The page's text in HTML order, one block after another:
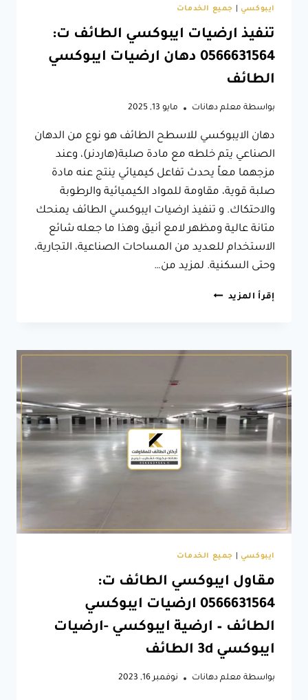
ايبوكسي جميع الخدمات
تنفيذ ارضيات ايبوكسي الطائف ت:
0566631564 دهان ارضيات ايبوكسي
الطائف
بواسطة معلم دهانات مايو 13, 2025
دهان الايبوكسي للاسطح الطائف هو نوع من الدهان
الصناعي يتم خلطه مع مادة صلبة(هاردنر)، وعند
مزجهما معاً يحدث تفاعل كيميائي ينتج عنه مادة
صلبة قوية، مقاومة للمواد الكيميائية والرطوبة
والاحتكاك. و تنفيذ ارضيات ايبوكسي الطائف يمنحك
متانة عالية ومظهر لامع أنيق وهذا ما جعله شائع
الاستخدام للعديد من المساحات الصناعية، التجارية،
وحتى السكنية. لمزيد من…
إقرأ المزيد تنفيذ
ت:
ايبوكسي
الطائف
ايبوكسي جميع الخدمات
مقاول ايبوكسي الطائف ت:
0566631564 ارضيات ايبوكسي
الطائف – ارضية ايبوكسي -ارضيات
ايبوكسي 3d الطائف
بواسطة معلم دهانات نوفمبر 16, 2023